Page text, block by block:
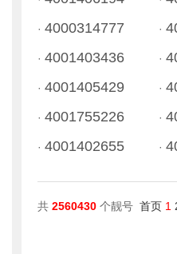
· 4000314777 ·
· 4001403436 ·
· 4001405429 ·
· 4001755226 ·
· 4001402655 ·
共 2560430 个靓号 首页 1